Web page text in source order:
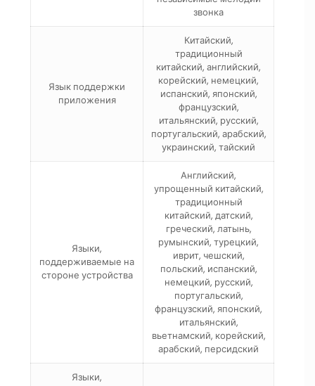
звонка
Язык поддержки
приложения
Китайский,
традиционный
китайский, английский,
корейский, немецкий,
испанский, японский,
французский,
итальянский, русский,
португальский, арабский,
украинский, тайский
Языки,
поддерживаемые на
стороне устройства
Английский,
упрощенный китайский,
традиционный
китайский, датский,
греческий, латынь,
румынский, турецкий,
иврит, чешский,
польский, испанский,
немецкий, русский,
португальский,
французский, японский,
итальянский,
вьетнамский, корейский,
арабский, персидский
Языки,